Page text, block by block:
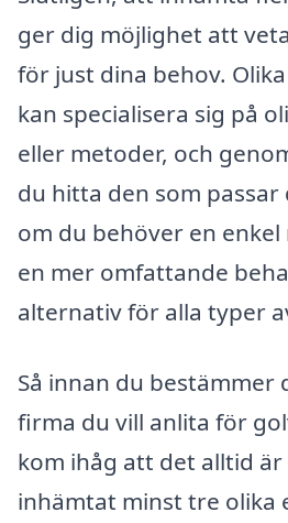
ger dig möjlighet att
för just dina behov.
kan specialisera sig på
eller metoder, och
du hitta den som passar
om du behöver en
en mer omfattande
alternativ för alla typer
Så innan du bestämmer
firma du vill anlita för
kom ihåg att det alltid
inhämtat minst tre olika